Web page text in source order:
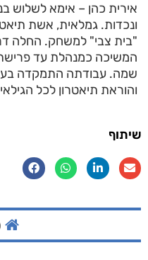
אירית כהן – אימא לשלוש
ונכדות. גמלאית, אשת
"בית צבי" למשחק. החלה
המשיכה כמנהלת עד
שמה. עבודתה התמקדה
והוראת תיאטרון לכל
שיתוף